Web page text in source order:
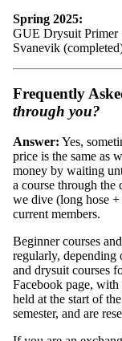
Spring 2025:
GUE Drysuit Primer
Svanevik
Frequently
through you?
Answer: Yes,
price is the same as
money by waiting
a course through
we dive (long hose
current members.
Beginner courses
regularly, depending
and drysuit courses
Facebook page,
held at the start of
semester, and are